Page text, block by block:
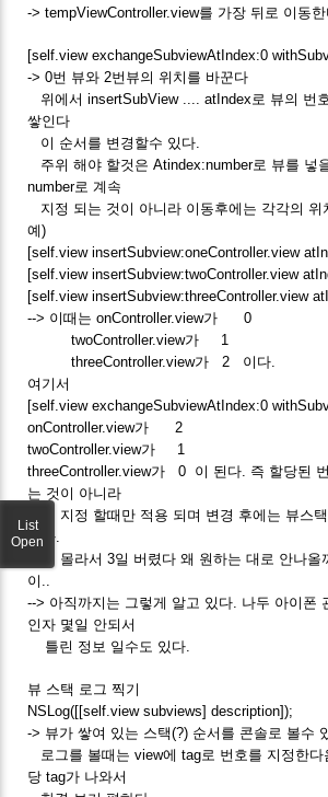
-> tempViewController.view를 가장 뒤로 이동한
[self.view exchangeSubviewAtIndex:0
-> 0번 뷰와 2번뷰의 위치를 바꾼다
위에서 insertSubView .... atIndex로 뷰의 번
쌓인다
이 순서를 변경할수 있다.
주위 해야 할것은 Atindex:number로 뷰를 넣
number로 계속
지정 되는 것이 아니라 이동후에는 각각의 위
예)
[self.view insertSubview:oneController.view
[self.view insertSubview:twoController.view
[self.view insertSubview:threeController.view
--> 이때는 onController.view가 0
twoController.view가 1
threeController.view가 2 이다.
여기서
[self.view exchangeSubviewAtIndex:0
onController.view가 2
twoController.view가 1
threeController.view가 0 이 된다. 즉 할당된
는 것이 아니라
최최 지정 할때만 적용 되며 변경 후에는 뷰스
뀐다.
이거 몰라서 3일 버렸다 왜 원하는 대로 안나
이..
--> 아직까지는 그렇게 알고 있다. 나두 아이폰
인자 몇일 안되서
틀린 정보 일수도 있다.
뷰 스택 로그 찍기
NSLog([[self.view subviews] description]);
-> 뷰가 쌓여 있는 스택(?) 순서를 콘솔로 볼수
로그를 볼때는 view에 tag로 번호를 지정한다
당 tag가 나와서
List
Open